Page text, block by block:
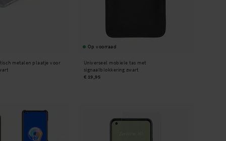
metalen plaatje voor
Op voorraad
Universeel mobiele tas met
signaalblokkering zwart
€ 19,95